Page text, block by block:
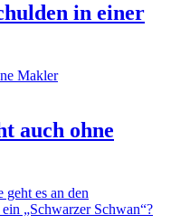
in einer
auch ohne